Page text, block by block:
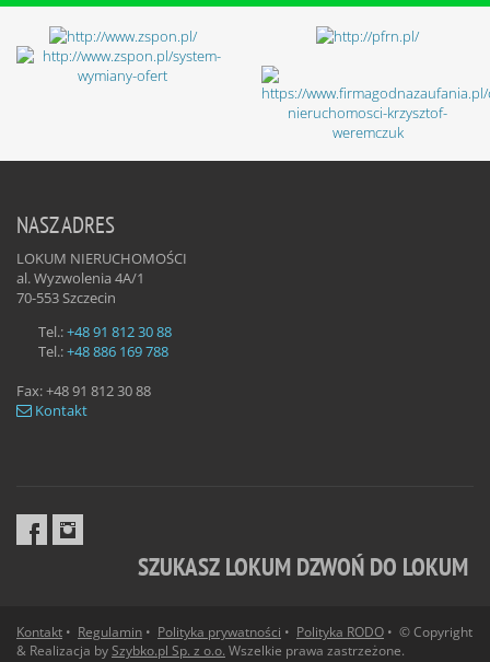
TANOWO
NASZ ADRES
LOKUM NIERUCHOMOŚCI
al. Wyzwolenia 4A/1
70-553Szczecin
Tel.:+48 91 812 30 88
Tel.:+48 886 169 788
Fax:+48 91 812 30 88
Kontakt
SZUKASZ LOKUM DZWOŃ DO LOKUM
Kontakt • Regulamin • Polityka prywatności • Polityka RODO • © Copyright
& Realizacja bySzybko.pl Sp. z o.o. Wszelkie prawa zastrzeżone.